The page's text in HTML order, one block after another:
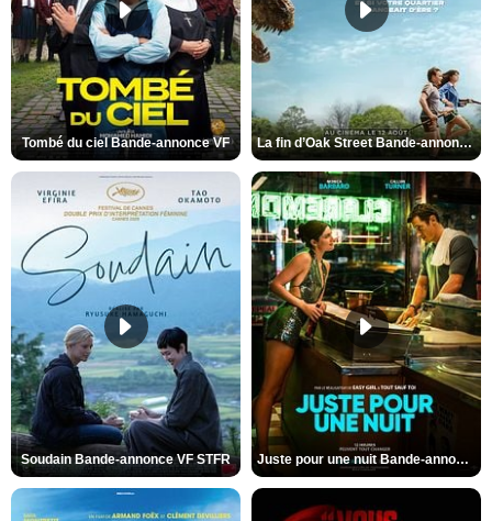
Tombé du ciel Bande-annonce VF La fin d’Oak Street Bande-annonce VO STFR
Soudain Bande-annonce VF STFR Juste pour une nuit Bande-annonce VO STFR